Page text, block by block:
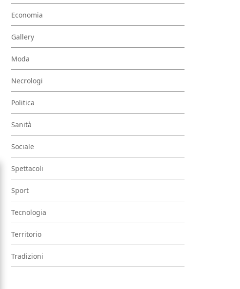
Economia
Gallery
Moda
Necrologi
Politica
Sanità
Sociale
Spettacoli
Sport
Tecnologia
Territorio
Tradizioni